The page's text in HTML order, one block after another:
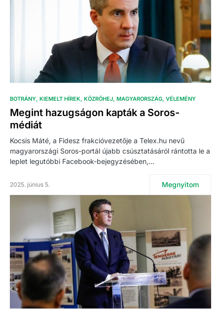
BOTRÁNY KIEMELT HÍREK KÖZRÖHEJ MAGYARORSZÁG VÉLEMÉNY
Megint hazugságon kapták a Soros-
médiát
Kocsis Máté, a Fidesz frakcióvezetője a Telex.hu nevű
magyarországi Soros-portál újabb csúsztatásáról rántotta le a
leplet legutóbbi Facebook-bejegyzésében,…
2025. június 5. Megnyitom